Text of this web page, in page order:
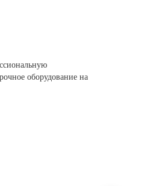
оборудование на